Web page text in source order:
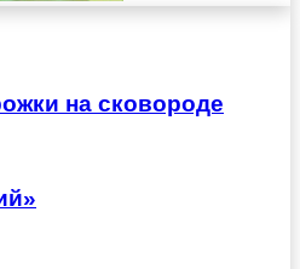
на сковороде